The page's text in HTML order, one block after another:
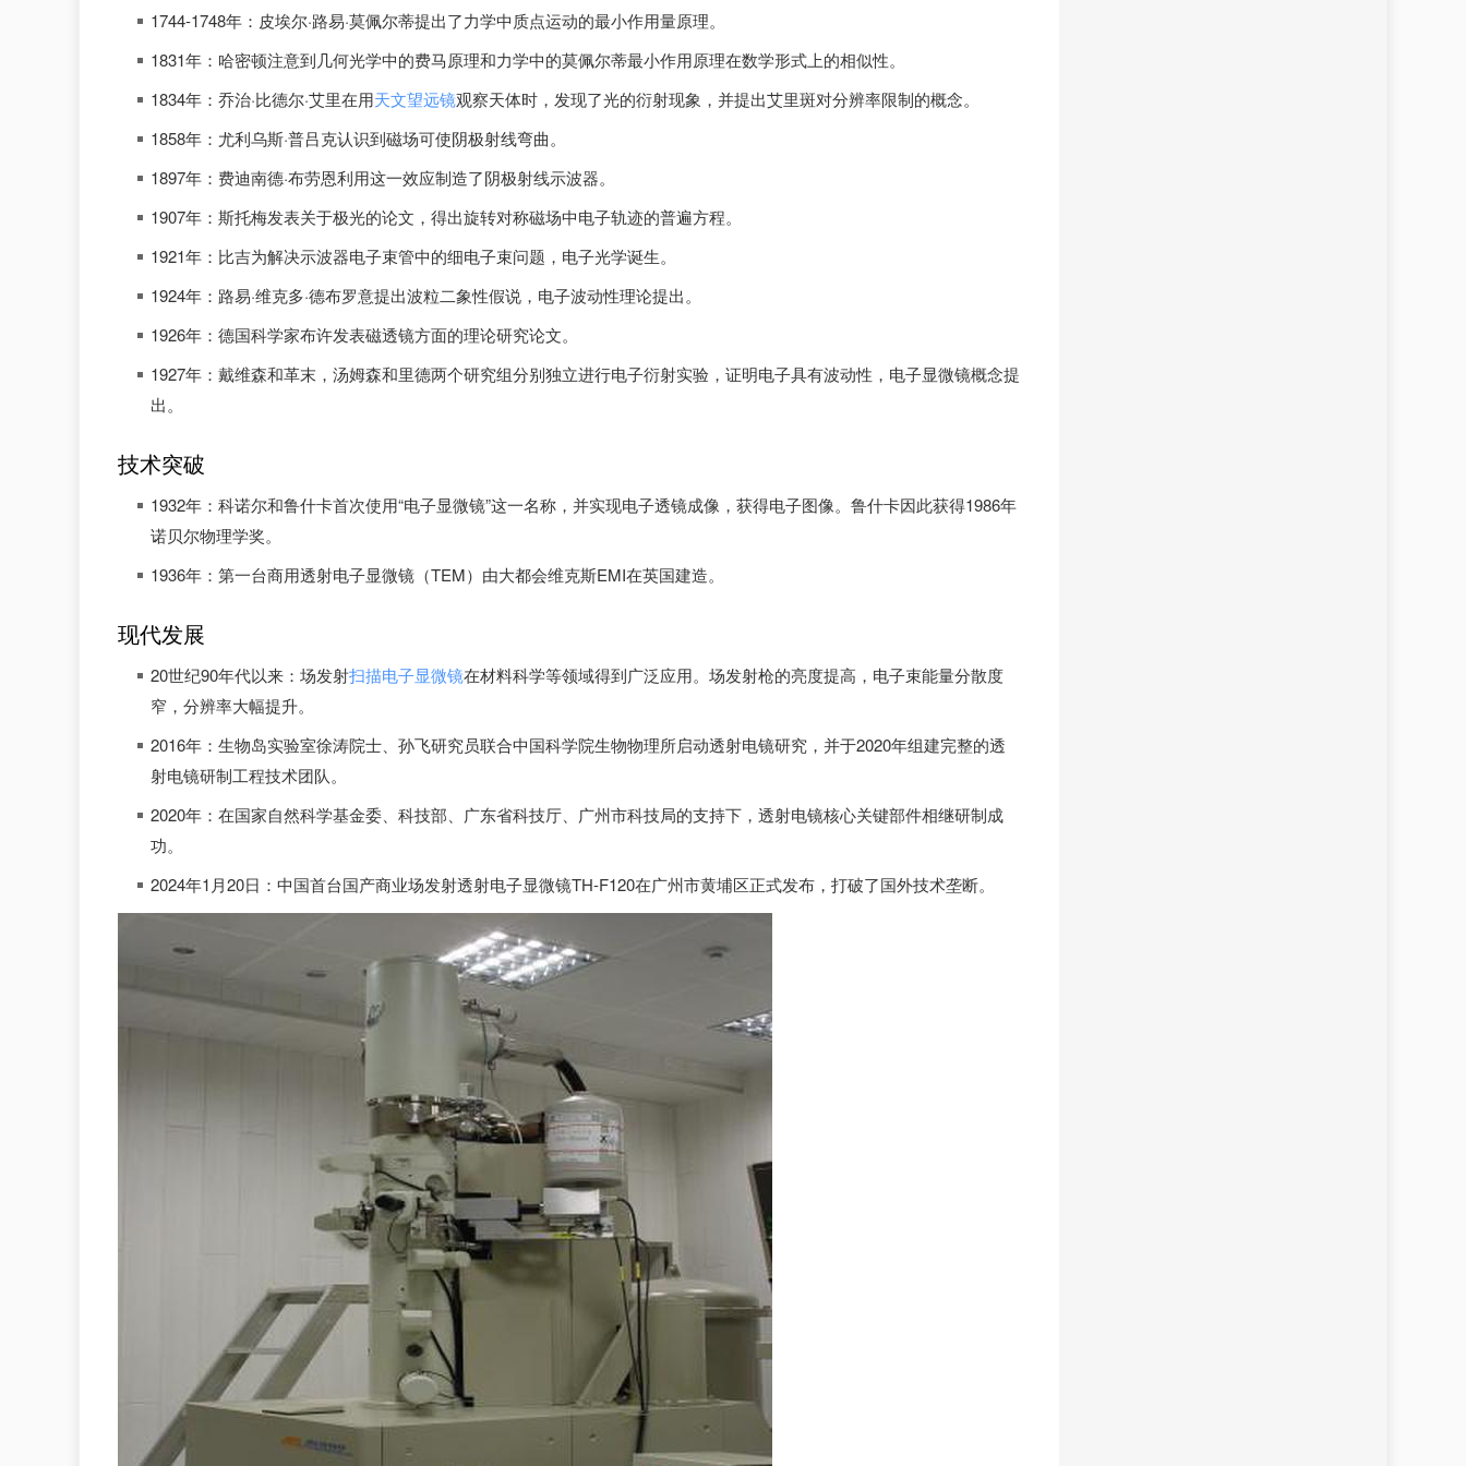
1744-1748年：皮埃尔·路易·莫佩尔蒂提出了力学中质点运动的最小作用量原理。
1831年：哈密顿注意到几何光学中的费马原理和力学中的莫佩尔蒂最小作用原理在数学形式上的相似性。
1834年：乔治·比德尔·艾里在用天文望远镜观察天体时，发现了光的衍射现象，并提出艾里斑对分辨率限制的概念。
1858年：尤利乌斯·普吕克认识到磁场可使阴极射线弯曲。
1897年：费迪南德·布劳恩利用这一效应制造了阴极射线示波器。
1907年：斯托梅发表关于极光的论文，得出旋转对称磁场中电子轨迹的普遍方程。
1921年：比吉为解决示波器电子束管中的细电子束问题，电子光学诞生。
1924年：路易·维克多·德布罗意提出波粒二象性假说，电子波动性理论提出。
1926年：德国科学家布许发表磁透镜方面的理论研究论文。
1927年：戴维森和革末，汤姆森和里德两个研究组分别独立进行电子衍射实验，证明电子具有波动性，电子显微镜概念提
出。
技术突破
1932年：科诺尔和鲁什卡首次使用“电子显微镜”这一名称，并实现电子透镜成像，获得电子图像。鲁什卡因此获得1986年
诺贝尔物理学奖。
1936年：第一台商用透射电子显微镜（TEM）由大都会维克斯EMI在英国建造。
现代发展
20世纪90年代以来：场发射扫描电子显微镜在材料科学等领域得到广泛应用。场发射枪的亮度提高，电子束能量分散度
窄，分辨率大幅提升。
2016年：生物岛实验室徐涛院士、孙飞研究员联合中国科学院生物物理所启动透射电镜研究，并于2020年组建完整的透
射电镜研制工程技术团队。
2020年：在国家自然科学基金委、科技部、广东省科技厅、广州市科技局的支持下，透射电镜核心关键部件相继研制成
功。
2024年1月20日：中国首台国产商业场发射透射电子显微镜TH-F120在广州市黄埔区正式发布，打破了国外技术垄断。